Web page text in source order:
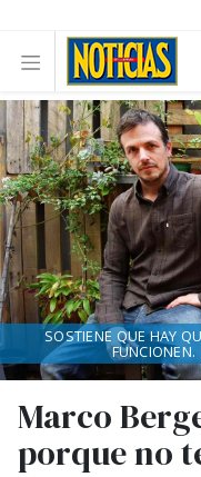
Marco
porque no
SOSTIENE QUE HAY